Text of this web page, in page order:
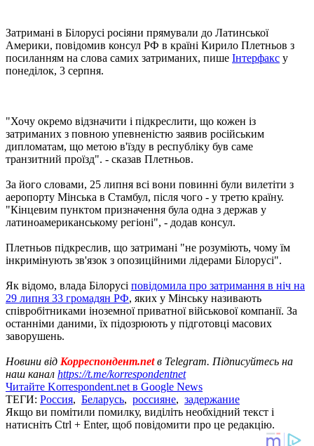
Затримані в Білорусі росіяни прямували до Латинської
Америки, повідомив консул РФ в країні Кирило Плетньов з
посиланням на слова самих затриманих, пише Інтерфакс у
понеділок, 3 серпня.
"Хочу окремо відзначити і підкреслити, що кожен із
затриманих з повною упевненістю заявив російським
дипломатам, що метою в'їзду в республіку був саме
транзитний проїзд". - сказав Плетньов.
За його словами, 25 липня всі вони повинні були вилетіти з
аеропорту Мінська в Стамбул, після чого - у третю країну.
"Кінцевим пунктом призначення була одна з держав у
латиноамериканському регіоні", - додав консул.
Плетньов підкреслив, що затримані "не розуміють, чому їм
інкримінують зв'язок з опозиційними лідерами Білорусі".
Як відомо, влада Білорусі повідомила про затримання в ніч на
29 липня 33 громадян РФ, яких у Мінську називають
співробітниками іноземної приватної військової компанії. За
останніми даними, їх підозрюють у підготовці масових
заворушень.
Новини від Корреспондент.netв Telegram. Підписуйтесь на
наш канал https://t.me/korrespondentnet
Читайте Korrespondent.net в Google News
ТЕГИ: Россия, Беларусь, россияне, задержание
Якщо ви помітили помилку, виділіть необхідний текст і
натисніть Ctrl + Enter, щоб повідомити про це редакцію.